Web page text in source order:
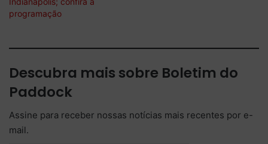
programação
Descubra mais sobre Boletim do
Paddock
Assine para receber nossas notícias mais recentes por e-
mail.